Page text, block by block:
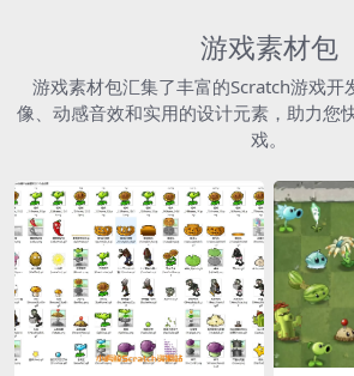
游戏素材包
游戏素材包汇集了丰富的Scratch游戏开
像、动感音效和实用的设计元素，助力您
戏。